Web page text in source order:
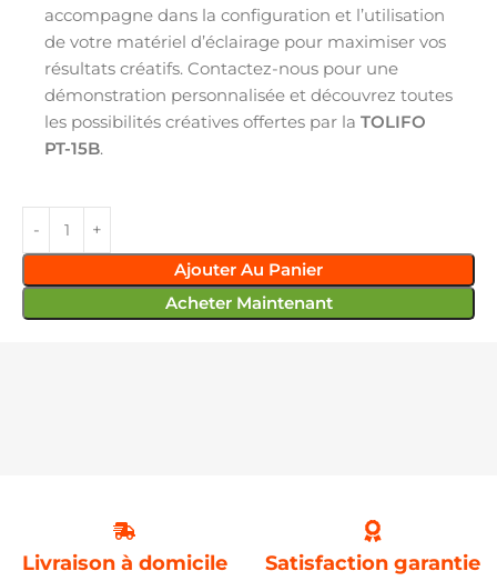
accompagne dans la configuration et l’utilisation
de votre matériel d’éclairage pour maximiser vos
résultats créatifs. Contactez-nous pour une
démonstration personnalisée et découvrez toutes
les possibilités créatives offertes par la TOLIFO
PT-15B.
Ajouter Au Panier
Acheter Maintenant
Livraison à domicile Satisfaction garantie